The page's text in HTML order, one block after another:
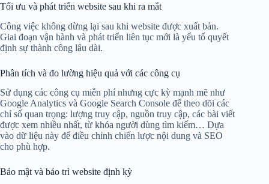
Tối ưu và phát triển website sau khi ra mắt
Công việc không dừng lại sau khi website được xuất bản.
Giai đoạn vận hành và phát triển liên tục mới là yếu tố quyết
định sự thành công lâu dài.
Phân tích và đo lường hiệu quả với các công cụ
Sử dụng các công cụ miễn phí nhưng cực kỳ mạnh mẽ như
Google Analytics và Google Search Console để theo dõi các
chỉ số quan trọng: lượng truy cập, nguồn truy cập, các bài viết
được xem nhiều nhất, từ khóa người dùng tìm kiếm… Dựa
vào dữ liệu này để điều chỉnh chiến lược nội dung và SEO
cho phù hợp.
Bảo mật và bảo trì website định kỳ